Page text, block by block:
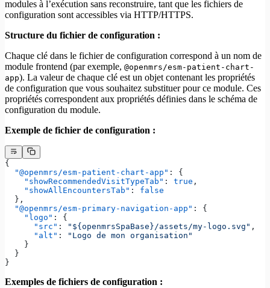
modules à l’exécution sans reconstruire, tant que les fichiers de
configuration sont accessibles via HTTP/HTTPS.
Structure du fichier de configuration :
Chaque clé dans le fichier de configuration correspond à un nom de
module frontend (par exemple, @openmrs/esm-patient-chart-
app). La valeur de chaque clé est un objet contenant les propriétés
de configuration que vous souhaitez substituer pour ce module. Ces
propriétés correspondent aux propriétés définies dans le schéma de
configuration du module.
Exemple de fichier de configuration :
{
  "@openmrs/esm-patient-chart-app"
: {
    "showRecommendedVisitTypeTab"
: true ,
    "showAllEncountersTab"
: false
  },
  "@openmrs/esm-primary-navigation-app"
: {
    "logo"
: {
      "src"
: "${openmrsSpaBase}/assets/my-logo.svg" ,
      "alt"
:
"Logo de mon organisation"
    }
  }
}
Exemples de fichiers de configuration :